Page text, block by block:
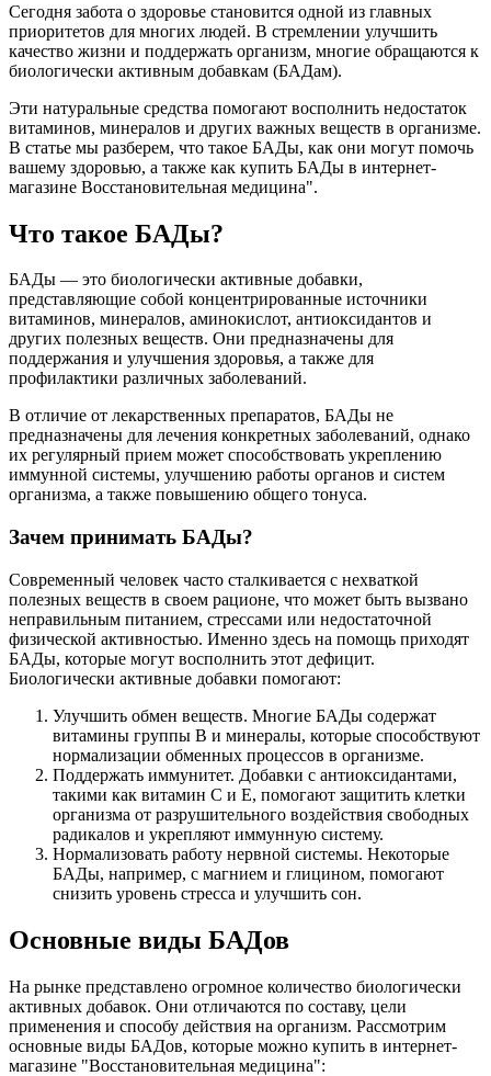
Сегодня забота о здоровье становится одной из главных
приоритетов для многих людей. В стремлении улучшить
качество жизни и поддержать организм, многие обращаются к
биологически активным добавкам (БАДам).
Эти натуральные средства помогают восполнить недостаток
витаминов, минералов и других важных веществ в организме.
В статье мы разберем, что такое БАДы, как они могут помочь
вашему здоровью, а также как купить БАДы в интернет-
магазине Восстановительная медицина".
Что такое БАДы?
БАДы — это биологически активные добавки,
представляющие собой концентрированные источники
витаминов, минералов, аминокислот, антиоксидантов и
других полезных веществ. Они предназначены для
поддержания и улучшения здоровья, а также для
профилактики различных заболеваний.
В отличие от лекарственных препаратов, БАДы не
предназначены для лечения конкретных заболеваний, однако
их регулярный прием может способствовать укреплению
иммунной системы, улучшению работы органов и систем
организма, а также повышению общего тонуса.
Зачем принимать БАДы?
Современный человек часто сталкивается с нехваткой
полезных веществ в своем рационе, что может быть вызвано
неправильным питанием, стрессами или недостаточной
физической активностью. Именно здесь на помощь приходят
БАДы, которые могут восполнить этот дефицит.
Биологически активные добавки помогают:
Улучшить обмен веществ. Многие БАДы содержат
витамины группы B и минералы, которые способствуют
нормализации обменных процессов в организме.
Поддержать иммунитет. Добавки с антиоксидантами,
такими как витамин C и E, помогают защитить клетки
организма от разрушительного воздействия свободных
радикалов и укрепляют иммунную систему.
Нормализовать работу нервной системы. Некоторые
БАДы, например, с магнием и глицином, помогают
снизить уровень стресса и улучшить сон.
Основные виды БАДов
На рынке представлено огромное количество биологически
активных добавок. Они отличаются по составу, цели
применения и способу действия на организм. Рассмотрим
основные виды БАДов, которые можно купить в интернет-
магазине "Восстановительная медицина":